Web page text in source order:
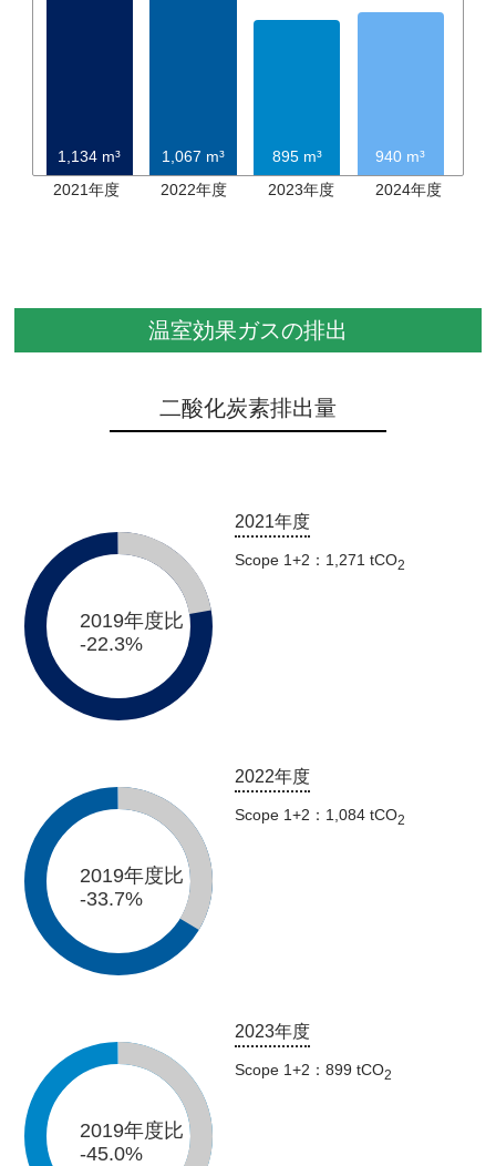
1,134 m³ 1,067 m³ 895 m³
940 m³
2021年度
2022年度 2023年度 2024年度
温室効果ガスの排出
二酸化炭素排出量
2019年度比
-22.3%
2021年度
Scope 1+2：1,271 tCO2
2019年度比
-33.7%
2022年度
Scope 1+2：1,084 tCO2
2019年度比
-45.0%
2023年度
Scope 1+2：899 tCO2